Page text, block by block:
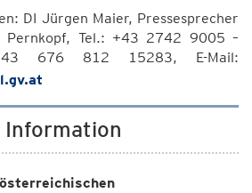
DI Jürgen Maier, Pressesprecher
Pernkopf, Tel.: +43 2742 9005 –
676 812 15283, E-Mail:
Information